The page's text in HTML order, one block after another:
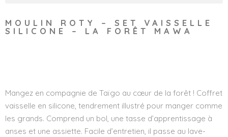
MOULIN ROTY – SET VAISSELLE
SILICONE – LA FORÊT MAWA
Mangez en compagnie de Taïgo au cœur de la forêt ! Coffret
vaisselle en silicone, tendrement illustré pour manger comme
les grands. Comprend un bol, une tasse d’apprentissage à
anses et une assiette. Facile d’entretien, il passe au lave-